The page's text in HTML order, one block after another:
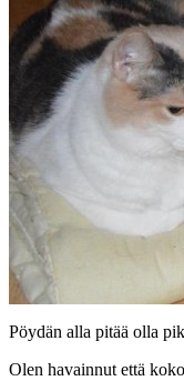
Pöydän alla pitää olla
Olen havainnut että